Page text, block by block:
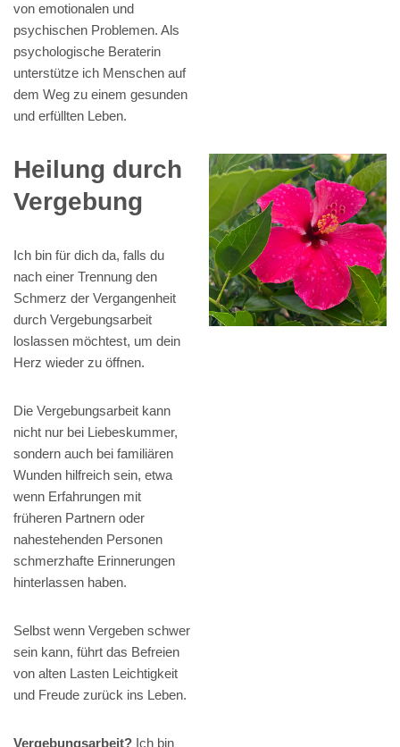
von emotionalen und
psychischen Problemen. Als
psychologische Beraterin
unterstütze ich Menschen auf
dem Weg zu einem gesunden
und erfüllten Leben.
Heilung durch
Vergebung
Ich bin für dich da, falls du
nach einer Trennung den
Schmerz der Vergangenheit
durch Vergebungsarbeit
loslassen möchtest, um dein
Herz wieder zu öffnen.
Die Vergebungsarbeit kann
nicht nur bei Liebeskummer,
sondern auch bei familiären
Wunden hilfreich sein, etwa
wenn Erfahrungen mit
früheren Partnern oder
nahestehenden Personen
schmerzhafte Erinnerungen
hinterlassen haben.
Selbst wenn Vergeben schwer
sein kann, führt das Befreien
von alten Lasten Leichtigkeit
und Freude zurück ins Leben.
Vergebungsarbeit? Ich bin